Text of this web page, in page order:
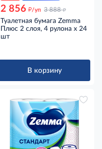
2 856 д/уп 3 888 д
Туалетная бумага Zemma
Плюс 2 слоя, 4 рулона x 24
шт
В корзину